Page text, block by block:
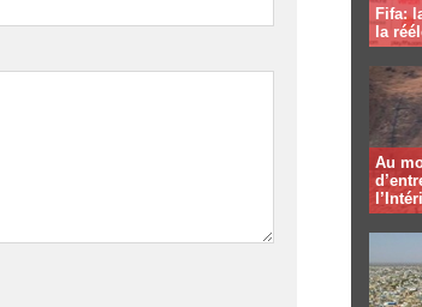
Fifa:
la
Au